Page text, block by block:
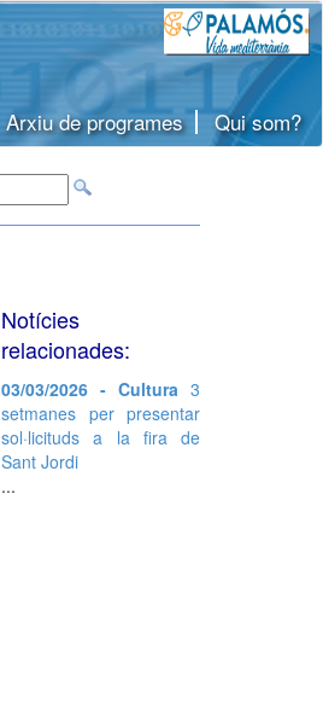
Arxiu de programes Qui som?
Notícies
relacionades:
03/03/2026 - Cultura 3
setmanes per presentar
sol·licituds a la fira de
Sant Jordi
...